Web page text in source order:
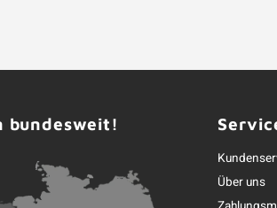
bundesweit!
Über uns